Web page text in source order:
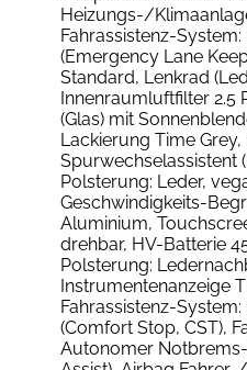
Heizungs-/
Fahrassistenz-
(Emergency Lane
Standard, Lenkrad
Innenraumluftfilter 2.5
(Glas) mit
Lackierung Time
Spurwechselassistent
Polsterung: Leder,
Geschwindigkeits-
Aluminium,
drehbar, HV-Batterie
Polsterung:
Instrumentenanzeige
Fahrassistenz-
(Comfort Stop, CST),
Autonomer